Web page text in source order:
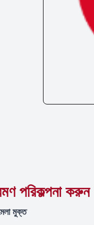
পরিকল্পনা করুন
মুক্ত